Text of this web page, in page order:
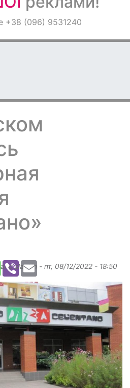
+38 (096) 9531240
WhatsApp
Viber Email
slavkin - пт, 08/12/2022 - 18:50